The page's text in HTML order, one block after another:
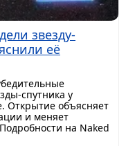
звезду-
её
спутника у
Открытие объясняет
и меняет
на Naked